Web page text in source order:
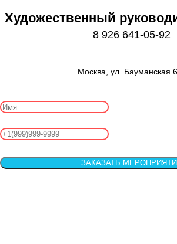
Художественный
8 926 641-05-92
Москва, ул. Бауманская
ЗАКАЗАТЬ